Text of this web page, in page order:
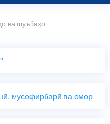
ва шӯъбаҳо
мусофирбарӣ ва омор